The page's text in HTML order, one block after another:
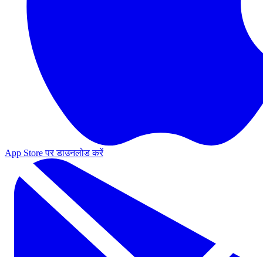
App Store पर डाउनलोड करें